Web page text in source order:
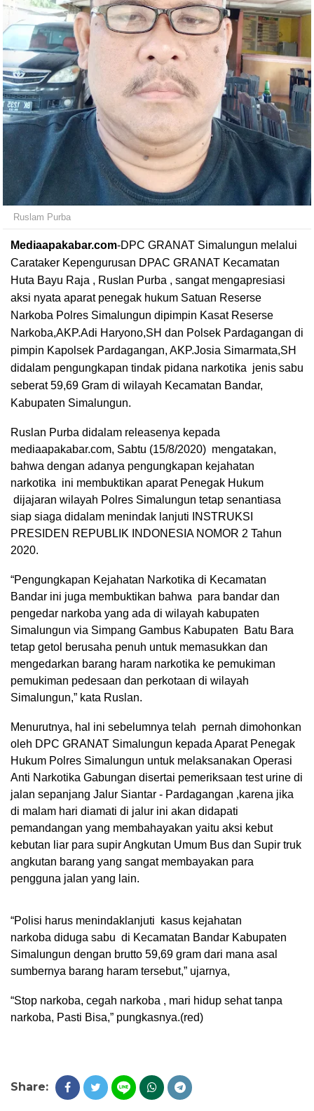
Ruslam Purba
Mediaapakabar.com-DPC GRANAT Simalungun melalui
Carataker Kepengurusan DPAC GRANAT Kecamatan
Huta Bayu Raja , Ruslan Purba , sangat mengapresiasi
aksi nyata aparat penegak hukum Satuan Reserse
Narkoba Polres Simalungun dipimpin Kasat Reserse
Narkoba,AKP.Adi Haryono,SH dan Polsek Pardagangan di
pimpin Kapolsek Pardagangan, AKP.Josia Simarmata,SH
didalam pengungkapan tindak pidana narkotika jenis sabu
seberat 59,69 Gram di wilayah Kecamatan Bandar,
Kabupaten Simalungun.
Ruslan Purba didalam releasenya kepada
mediaapakabar.com, Sabtu (15/8/2020) mengatakan,
bahwa dengan adanya pengungkapan kejahatan
narkotika ini membuktikan aparat Penegak Hukum
dijajaran wilayah Polres Simalungun tetap senantiasa
siap siaga didalam menindak lanjuti INSTRUKSI
PRESIDEN REPUBLIK INDONESIA NOMOR 2 Tahun
2020.
“Pengungkapan Kejahatan Narkotika di Kecamatan
Bandar ini juga membuktikan bahwa para bandar dan
pengedar narkoba yang ada di wilayah kabupaten
Simalungun via Simpang Gambus Kabupaten Batu Bara
tetap getol berusaha penuh untuk memasukkan dan
mengedarkan barang haram narkotika ke pemukiman
pemukiman pedesaan dan perkotaan di wilayah
Simalungun,” kata Ruslan.
Menurutnya, hal ini sebelumnya telah pernah dimohonkan
oleh DPC GRANAT Simalungun kepada Aparat Penegak
Hukum Polres Simalungun untuk melaksanakan Operasi
Anti Narkotika Gabungan disertai pemeriksaan test urine di
jalan sepanjang Jalur Siantar - Pardagangan ,karena jika
di malam hari diamati di jalur ini akan didapati
pemandangan yang membahayakan yaitu aksi kebut
kebutan liar para supir Angkutan Umum Bus dan Supir truk
angkutan barang yang sangat membayakan para
pengguna jalan yang lain.
“Polisi harus menindaklanjuti
kasus kejahatan
narkoba diduga sabu di Kecamatan Bandar Kabupaten
Simalungun dengan brutto 59,69 gram dari mana asal
sumbernya barang haram tersebut,” ujarnya,
“Stop narkoba, cegah narkoba , mari hidup sehat tanpa
narkoba, Pasti Bisa,” pungkasnya.(red)
Share: